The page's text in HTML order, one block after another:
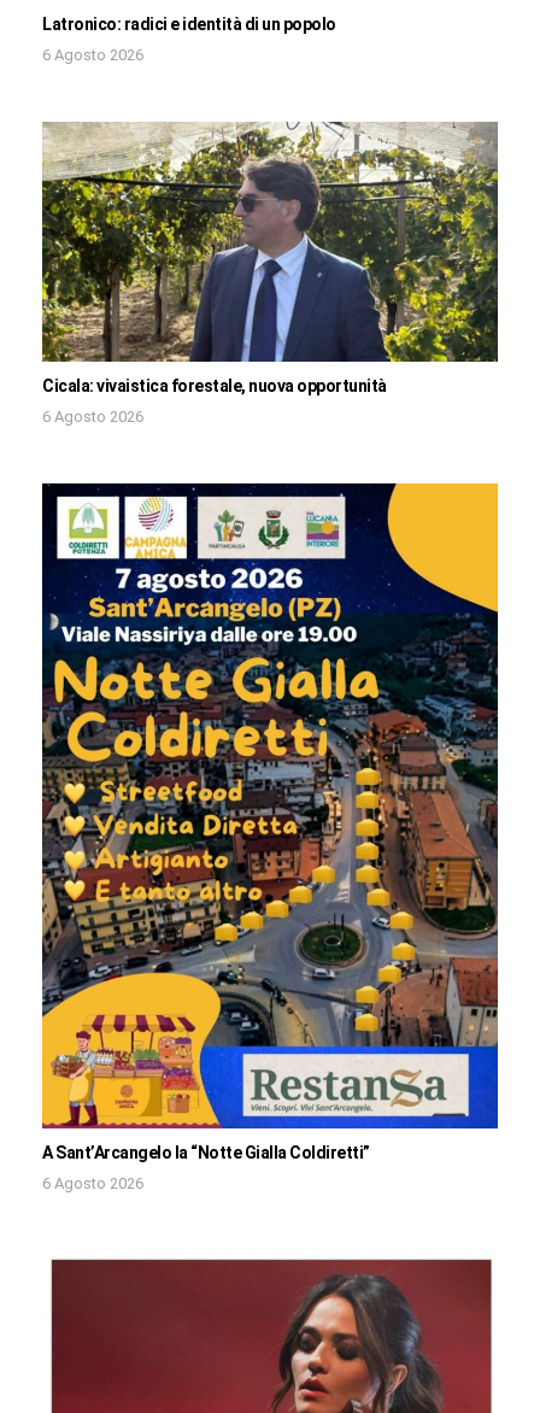
Latronico: radici e identità di un popolo
6 Agosto 2026
Cicala: vivaistica forestale, nuova opportunità
6 Agosto 2026
A Sant’Arcangelo la “Notte Gialla Coldiretti”
6 Agosto 2026